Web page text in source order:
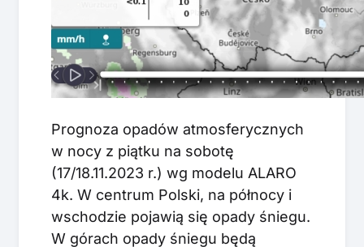
Prognoza opadów atmosferycznych
w nocy z piątku na sobotę
(17/18.11.2023 r.) wg modelu ALARO
4k. W centrum Polski, na północy i
wschodzie pojawią się opady śniegu.
W górach opady śniegu będą